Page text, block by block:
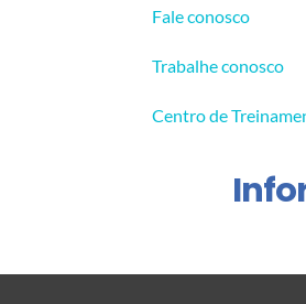
Fale conosco
Trabalhe conosco
Centro de